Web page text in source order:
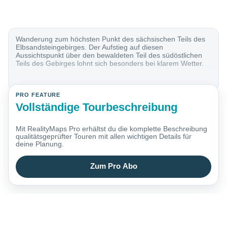
Wanderung zum höchsten Punkt des sächsischen Teils des
Elbsandsteingebirges. Der Aufstieg auf diesen
Aussichtspunkt über den bewaldeten Teil des südöstlichen
Teils des Gebirges lohnt sich besonders bei klarem Wetter.
PRO FEATURE
Vollständige Tourbeschreibung
Mit RealityMaps Pro erhältst du die komplette Beschreibung
qualitätsgeprüfter Touren mit allen wichtigen Details für
deine Planung.
Zum Pro Abo